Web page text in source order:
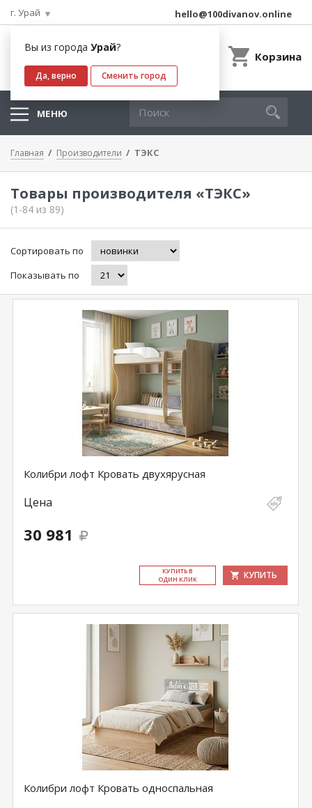
г. Урай
Вы из города Урай?
Да, верно Сменить город
hello@100divanov.online
Корзина
МЕНЮ
Главная Производители ТЭКС
Товары производителя «ТЭКС»
(1-84 из 89)
Сортировать по
Показывать по
Колибри лофт Кровать двухярусная
Цена
30 981
КУ­ПИТЬ В
ОДИН КЛИК
КУПИТЬ
Колибри лофт Кровать односпальная